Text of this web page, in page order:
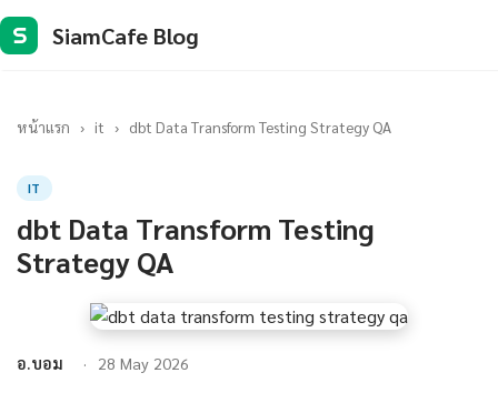
S SiamCafe Blog
หน้าแรก › it › dbt Data Transform Testing Strategy QA
IT
dbt Data Transform Testing
Strategy QA
อ.บอม 28 May 2026